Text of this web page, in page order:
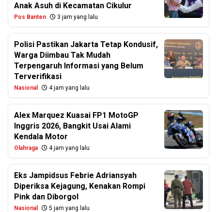
Anak Asuh di Kecamatan Cikulur
Pos Banten 3 jam yang lalu
Polisi Pastikan Jakarta Tetap Kondusif,
Warga Diimbau Tak Mudah
Terpengaruh Informasi yang Belum
Terverifikasi
Nasional 4 jam yang lalu
Alex Marquez Kuasai FP1 MotoGP
Inggris 2026, Bangkit Usai Alami
Kendala Motor
Olahraga 4 jam yang lalu
Eks Jampidsus Febrie Adriansyah
Diperiksa Kejagung, Kenakan Rompi
Pink dan Diborgol
Nasional 5 jam yang lalu